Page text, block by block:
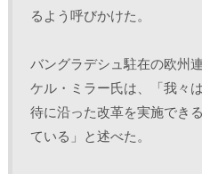
るよう呼びかけた。
バングラデシュ駐在の欧州
ケル・ミラー氏は、「我々
待に沿った改革を実施でき
ている」と述べた。